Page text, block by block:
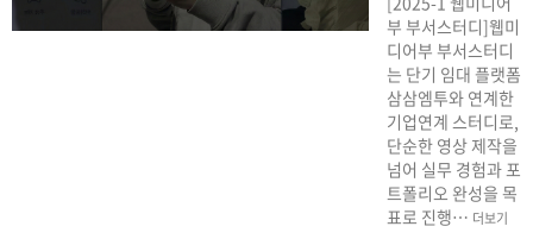
부 부서스터디]웹미
디어부 부서스터디
는 단기 임대 플랫폼
삼삼엠투와 연계한
기업연계 스터디로,
단순한 영상 제작을
넘어 실무 경험과 포
트폴리오 완성을 목
표로 진행… 더보기